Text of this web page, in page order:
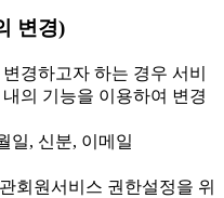
변경)
경하고자 하는 경우 서비
의 기능을 이용하여 변경
일, 신분, 이메일
회원서비스 권한설정을 위